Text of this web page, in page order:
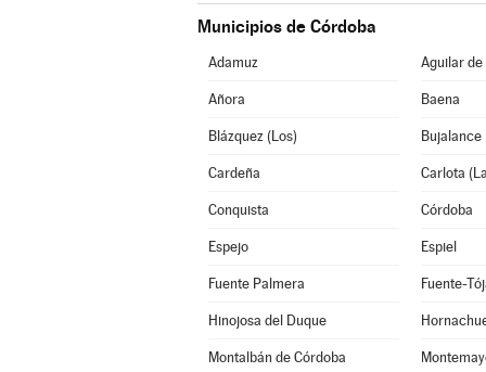
Municipios de Córdoba
Adamuz Aguilar de
Añora Baena
Blázquez (Los) Bujalance
Cardeña Carlota
Conquista Córdoba
Espejo Espiel
Fuente Palmera Fuente-
Hinojosa del Duque
Montalbán de Córdoba